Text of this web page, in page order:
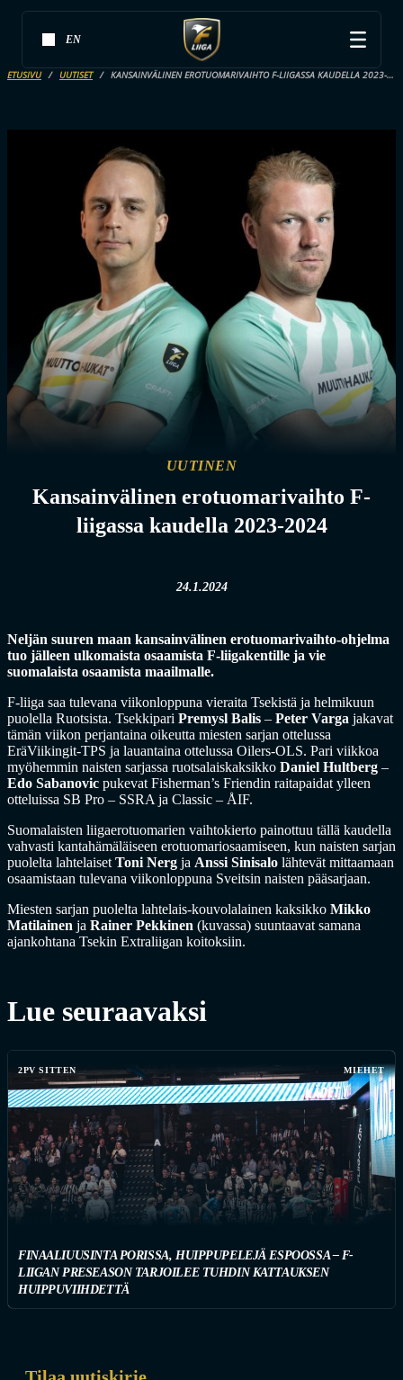
EN
ETUSIVU UUTISET KANSAINVÄLINEN EROTUOMARIVAIHTO F-LIIGASSA KAUDELLA 2023-2024
UUTINEN
Kansainvälinen erotuomarivaihto F-
liigassa kaudella 2023-2024
24.1.2024
Neljän suuren maan kansainvälinen erotuomarivaihto-ohjelma
tuo jälleen ulkomaista osaamista F-liigakentille ja vie
suomalaista osaamista maailmalle.
F-liiga saa tulevana viikonloppuna vieraita Tsekistä ja helmikuun
puolella Ruotsista. Tsekkipari Premysl Balis – Peter Varga jakavat
tämän viikon perjantaina oikeutta miesten sarjan ottelussa
EräViikingit-TPS ja lauantaina ottelussa Oilers-OLS. Pari viikkoa
myöhemmin naisten sarjassa ruotsalaiskaksikko Daniel Hultberg –
Edo Sabanovic pukevat Fisherman’s Friendin raitapaidat ylleen
otteluissa SB Pro – SSRA ja Classic – ÅIF.
Suomalaisten liigaerotuomarien vaihtokierto painottuu tällä kaudella
vahvasti kantahämäläiseen erotuomariosaamiseen, kun naisten sarjan
puolelta lahtelaiset Toni Nerg ja Anssi Sinisalo lähtevät mittaamaan
osaamistaan tulevana viikonloppuna Sveitsin naisten pääsarjaan.
Miesten sarjan puolelta lahtelais-kouvolalainen kaksikko Mikko
Matilainen ja Rainer Pekkinen (kuvassa) suuntaavat samana
ajankohtana Tsekin Extraliigan koitoksiin.
Lue seuraavaksi
2PV SITTEN MIEHET
FINAALIUUSINTA PORISSA, HUIPPUPELEJÄ ESPOOSSA – F-
LIIGAN PRESEASON TARJOILEE TUHDIN KATTAUKSEN
HUIPPUVIIHDETTÄ